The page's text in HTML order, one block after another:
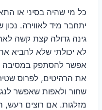
כל מי שהיה בסיני או
יתחבר מיד לאווירה. נכון
גינה גדולה קצת קשה
לא יכולתי שלא להביא
אפשר להסתפק במסיבה
את הרהיטים, לפרוס
שחור ולאפות שאפשר
מזלגות. אם רוצים רעש,